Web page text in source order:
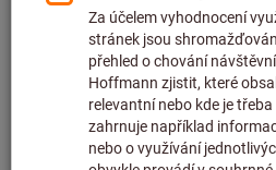
Kliknutím zvětšíte obrázek